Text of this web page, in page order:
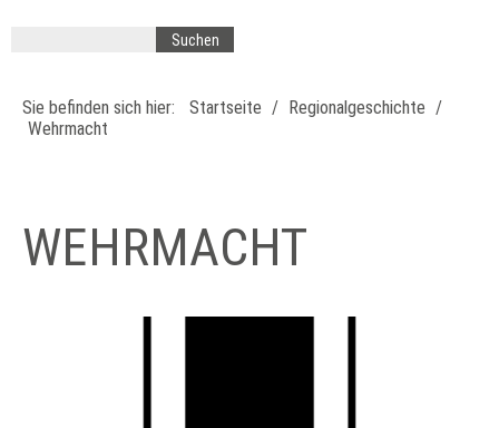
Sie befinden sich hier: Startseite / Regionalgeschichte /
Wehrmacht
WEHRMACHT